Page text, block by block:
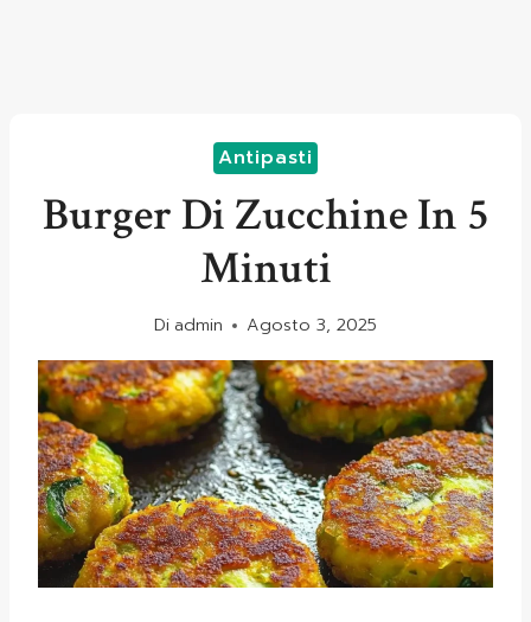
Antipasti
Burger Di Zucchine In 5
Minuti
Di admin Agosto 3, 2025